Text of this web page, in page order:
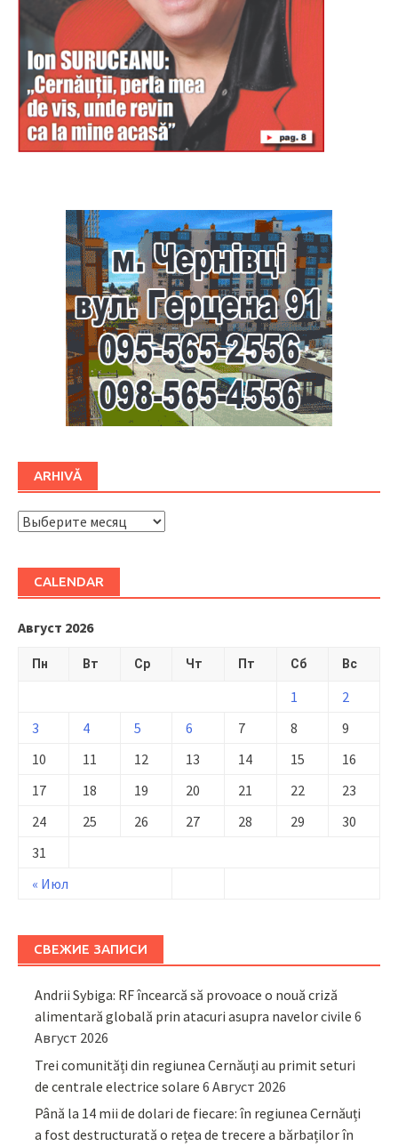
ARHIVĂ
ARHIVĂ
CALENDAR
Август 2026
Пн Вт Ср Чт Пт Сб Вс
« Июл
1
2
3
4 5 6 7 8
9
10
11 12 13 14 15
16
17
18 19 20 21 22
23
24
25 26 27 28 29
30
31
СВЕЖИЕ ЗАПИСИ
Andrii Sybiga: RF încearcă să provoace o nouă criză
alimentară globală prin atacuri asupra navelor civile 6
Август 2026
Trei comunități din regiunea Cernăuți au primit seturi
de centrale electrice solare 6 Август 2026
Până la 14 mii de dolari de fiecare: în regiunea Cernăuți
a fost destructurată o rețea de trecere a bărbaților în